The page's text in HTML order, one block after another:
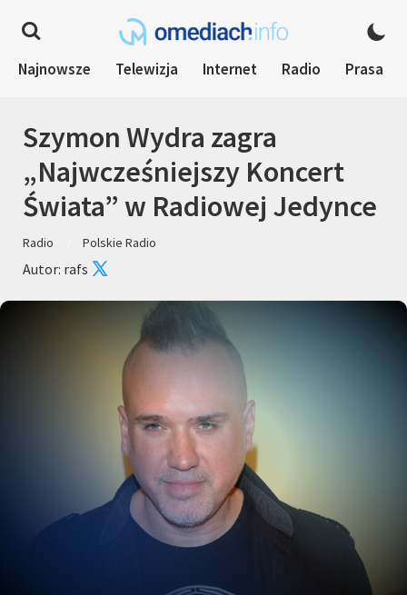
Najnowsze Telewizja Internet Radio Prasa
Szymon Wydra zagra
„Najwcześniejszy Koncert
Świata” w Radiowej Jedynce
Radio Polskie Radio
Autor: rafs